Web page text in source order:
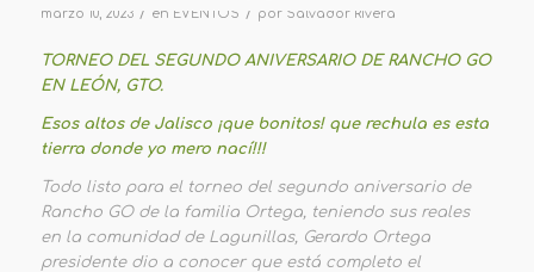
marzo 10, 2023 / en EVENTOS / por Salvador Rivera
TORNEO DEL SEGUNDO ANIVERSARIO DE RANCHO GO
EN LEÓN, GTO.
Esos altos de Jalisco ¡que bonitos! que rechula es esta
tierra donde yo mero nací!!!
Todo listo para el torneo del segundo aniversario de
Rancho GO de la familia Ortega, teniendo sus reales
en la comunidad de Lagunillas, Gerardo Ortega
presidente dio a conocer que está completo el